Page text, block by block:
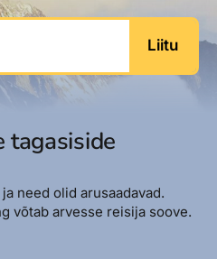
Liitu
tagasiside
need olid arusaadavad.
võtab arvesse reisija soove.